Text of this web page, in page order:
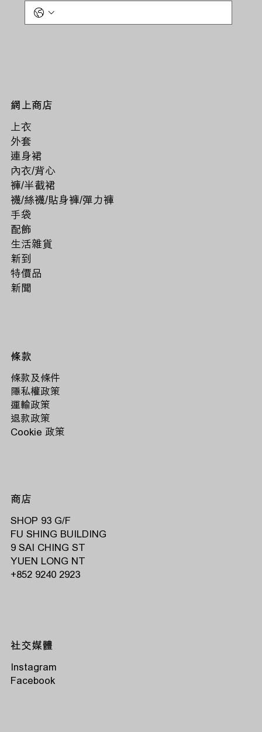
上衣
外套
連身裙
內衣/背心
褲/半截裙
襪/絲襪/貼身褲/彈力褲
手袋
配飾
生活雜貨
新到
特價品
新聞
網上商店
條款及條件
隱私權政策
運輸政策
退款政策
Cookie 政策
條款
SHOP 93 G/F
FU SHING BUILDING
9 SAI CHING ST
YUEN LONG NT
‭+852 9240 2923‬
商店
Instagram
Facebook
社交媒體